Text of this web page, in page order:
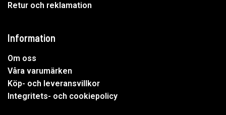
Retur och reklamation
Information
Om oss
Våra varumärken
Köp- och leveransvillkor
Integritets- och cookiepolicy